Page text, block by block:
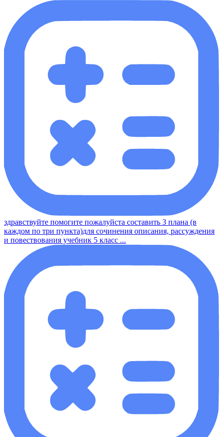
здравствуйте помогите пожалуйста составить 3 плана (в
каждом по три пункта)для сочинения описания, рассуждения
и повествования учебник 5 класс ...